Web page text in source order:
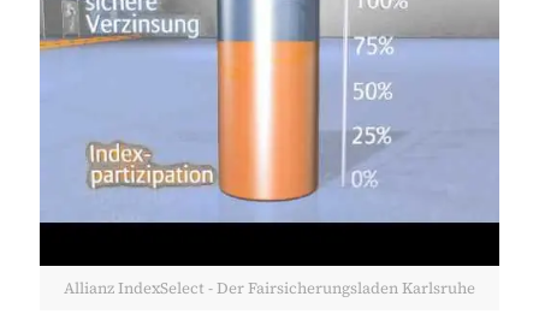
Allianz IndexSelect - Der Fairsicherungsladen Karlsruhe